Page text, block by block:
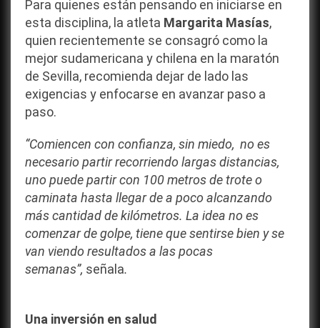
Para quienes están pensando en iniciarse en
esta disciplina, la atleta Margarita Masías,
quien recientemente se consagró como la
mejor sudamericana y chilena en la maratón
de Sevilla, recomienda dejar de lado las
exigencias y enfocarse en avanzar paso a
paso.
“Comiencen con confianza, sin miedo, no es
necesario partir recorriendo largas distancias,
uno puede partir con 100 metros de trote o
caminata hasta llegar de a poco alcanzando
más cantidad de kilómetros. La idea no es
comenzar de golpe, tiene que sentirse bien y se
van viendo resultados a las pocas
semanas”, señala.
Una inversión en salud